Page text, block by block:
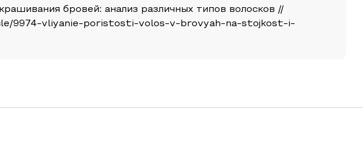
бровей: анализ различных типов волосков //
9974-vliyanie-poristosti-volos-v-brovyah-na-stojkost-i-